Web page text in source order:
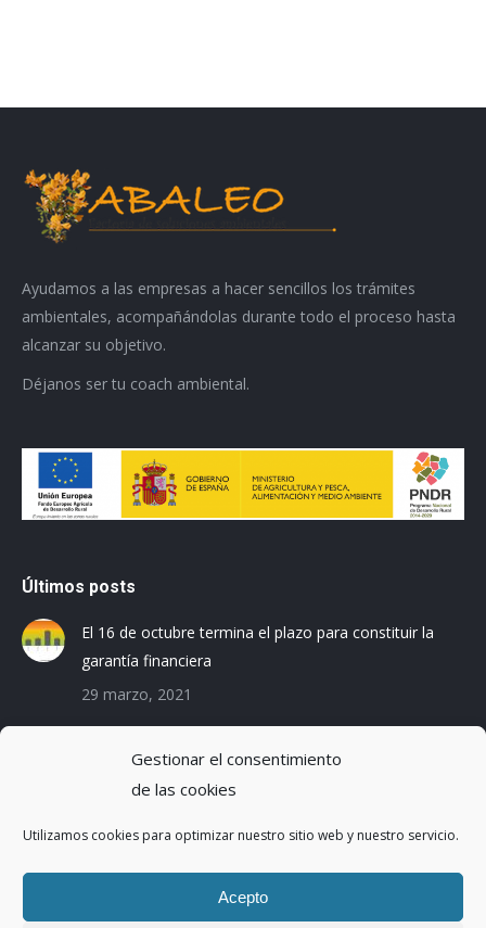
Gestionar el consentimiento
de las cookies
Utilizamos cookies para optimizar nuestro sitio web y nuestro servicio.
Acepto
Ayudamos a las empresas a hacer sencillos los trámites
ambientales, acompañándolas durante todo el proceso hasta
alcanzar su objetivo.
Déjanos ser tu coach ambiental.
Últimos posts
El 16 de octubre termina el plazo para constituir la
garantía financiera
29 marzo, 2021
de la Huella de Carbono
3 diciembre, 2019
Reduciendo la Huella Hídrica en una planta de
montaje de coches